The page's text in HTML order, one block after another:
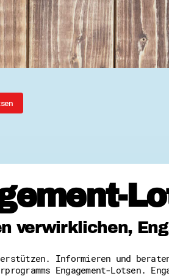
8
verwirklichen,
Informieren und
Engagement-Lotsen.